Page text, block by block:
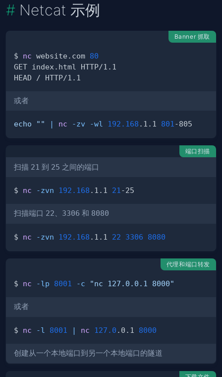
Netcat 示例
Banner 抓取
$ nc website.com 80
或者
echo "" | nc -zv -wl 192.168 .1.1 801
端口扫描
扫描 21 到 25 之间的端口
$ nc -zvn 192.168 .1.1 21
扫描端口 22、 3306 和 8080
$ nc -zvn 192.168 .1.1 22 3306 8080
代理和端口转发
$ nc -lp 8001 -c "nc 127.0.0.1 8000"
或者
$ nc -l 8001 | nc 127.0 .0.1 8000
创建从一个本地端口到另一个本地端口的隧道